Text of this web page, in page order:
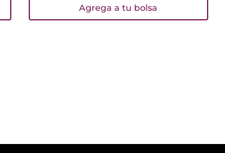
Agrega a tu bolsa